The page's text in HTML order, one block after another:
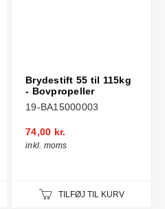
Brydestift 55 til 115kg
- Bovpropeller
19-BA15000003
74,00 kr.
inkl. moms
TILFØJ TIL KURV